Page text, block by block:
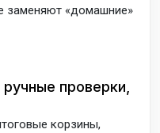
заменяют «домашние»
проверки,
корзины,